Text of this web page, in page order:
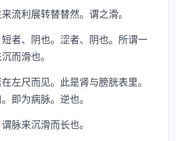
利展转替替然。谓之滑。
、阴也。涩者、阴也。所谓一
而滑也。
尺而见。此是肾与膀胱表里。
即为病脉。逆也。
来沉滑而长也。